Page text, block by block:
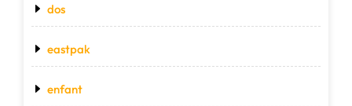
dos
eastpak
enfant